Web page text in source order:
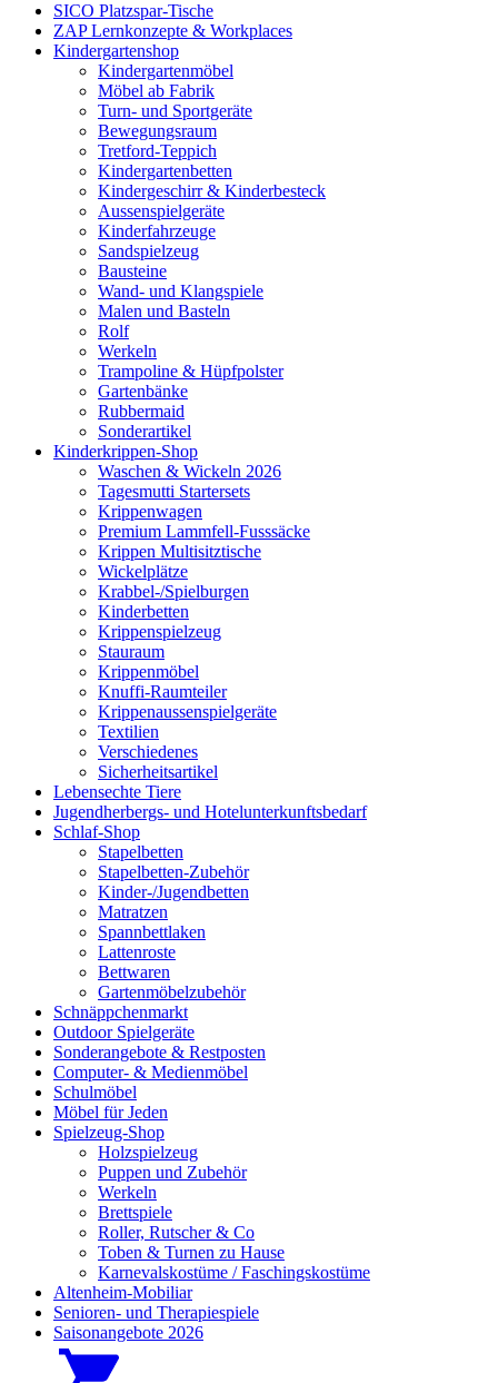
SICO Platzspar-Tische
ZAP Lernkonzepte & Workplaces
Kindergartenshop
Kindergartenmöbel
Möbel ab Fabrik
Turn- und Sportgeräte
Bewegungsraum
Tretford-Teppich
Kindergartenbetten
Kindergeschirr & Kinderbesteck
Aussenspielgeräte
Kinderfahrzeuge
Sandspielzeug
Bausteine
Wand- und Klangspiele
Malen und Basteln
Rolf
Werkeln
Trampoline & Hüpfpolster
Gartenbänke
Rubbermaid
Sonderartikel
Kinderkrippen-Shop
Waschen & Wickeln 2026
Tagesmutti Startersets
Krippenwagen
Premium Lammfell-Fusssäcke
Krippen Multisitztische
Wickelplätze
Krabbel-/Spielburgen
Kinderbetten
Krippenspielzeug
Stauraum
Krippenmöbel
Knuffi-Raumteiler
Krippenaussenspielgeräte
Textilien
Verschiedenes
Sicherheitsartikel
Lebensechte Tiere
Jugendherbergs- und Hotelunterkunftsbedarf
Schlaf-Shop
Stapelbetten
Stapelbetten-Zubehör
Kinder-/Jugendbetten
Matratzen
Spannbettlaken
Lattenroste
Bettwaren
Gartenmöbelzubehör
Schnäppchenmarkt
Outdoor Spielgeräte
Sonderangebote & Restposten
Computer- & Medienmöbel
Schulmöbel
Möbel für Jeden
Spielzeug-Shop
Holzspielzeug
Puppen und Zubehör
Werkeln
Brettspiele
Roller, Rutscher & Co
Toben & Turnen zu Hause
Karnevalskostüme / Faschingskostüme
Altenheim-Mobiliar
Senioren- und Therapiespiele
Saisonangebote 2026